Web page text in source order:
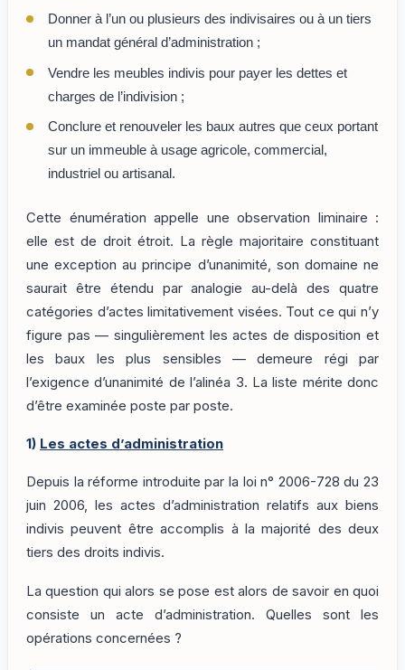
Donner à l’un ou plusieurs des indivisaires ou à un tiers
un mandat général d’administration ;
Vendre les meubles indivis pour payer les dettes et
charges de l’indivision ;
Conclure et renouveler les baux autres que ceux portant
sur un immeuble à usage agricole, commercial,
industriel ou artisanal.
Cette énumération appelle une observation liminaire :
elle est de droit étroit. La règle majoritaire constituant
une exception au principe d’unanimité, son domaine ne
saurait être étendu par analogie au-delà des quatre
catégories d’actes limitativement visées. Tout ce qui n’y
figure pas — singulièrement les actes de disposition et
les baux les plus sensibles — demeure régi par
l’exigence d’unanimité de l’alinéa 3. La liste mérite donc
d’être examinée poste par poste.
1) Les actes d’administration
Depuis la réforme introduite par la loi n° 2006-728 du 23
juin 2006, les actes d’administration relatifs aux biens
indivis peuvent être accomplis à la majorité des deux
tiers des droits indivis.
La question qui alors se pose est alors de savoir en quoi
consiste un acte d’administration. Quelles sont les
opérations concernées ?